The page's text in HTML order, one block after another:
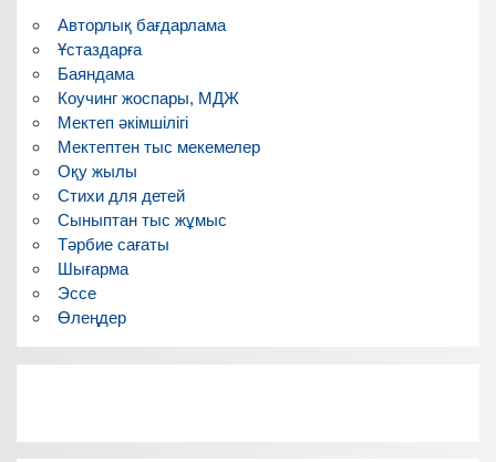
Авторлық бағдарлама
Ұстаздарға
Баяндама
Коучинг жоспары, МДЖ
Мектеп әкімшілігі
Мектептен тыс мекемелер
Оқу жылы
Стихи для детей
Сыныптан тыс жұмыс
Тәрбие сағаты
Шығарма
Эссе
Өлеңдер